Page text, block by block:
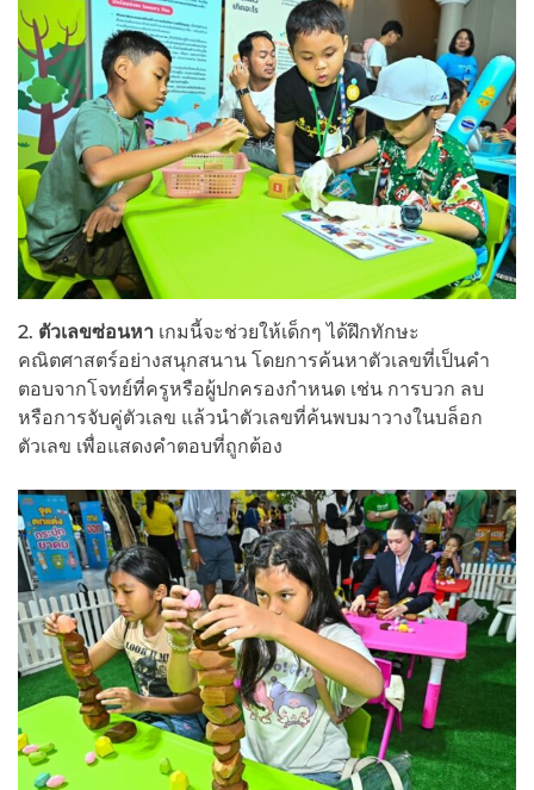
2. ตัวเลขซ่อนหา เกมนี้จะช่วยให้เด็กๆ ได้ฝึกทักษะ
คณิตศาสตร์อย่างสนุกสนาน โดยการค้นหาตัวเลขที่เป็นคำ
ตอบจากโจทย์ที่ครูหรือผู้ปกครองกำหนด เช่น การบวก ลบ
หรือการจับคู่ตัวเลข แล้วนำตัวเลขที่ค้นพบมาวางในบล็อก
ตัวเลข เพื่อแสดงคำตอบที่ถูกต้อง